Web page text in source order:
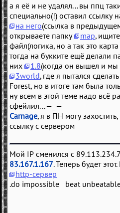
а я её и не удалял... вы ппц
специально(!) оставил ссылку
на него(ссылка в
открываете папку
map,
файл(логика, но а так это карта
тогда на букките ещё делали
них
1.8(когда он вышел и мы
3world, где я пытался
Forest, но в итоге там была
ну всем в этой теме надо всё
сфейлил... —_—
Carnage, я в ПН могу
ссылку с сервером
Мой IP сменился с
83.167.1.167. Теперь будет
http-сервер
.do impossible beat